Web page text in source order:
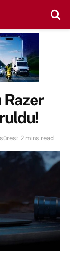
Razer
2 mins read